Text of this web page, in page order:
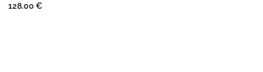
128.00 €